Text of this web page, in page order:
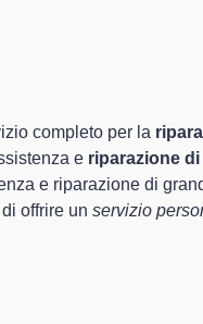
nel territorio di
Quarto d'Altino,
tipologie sugli